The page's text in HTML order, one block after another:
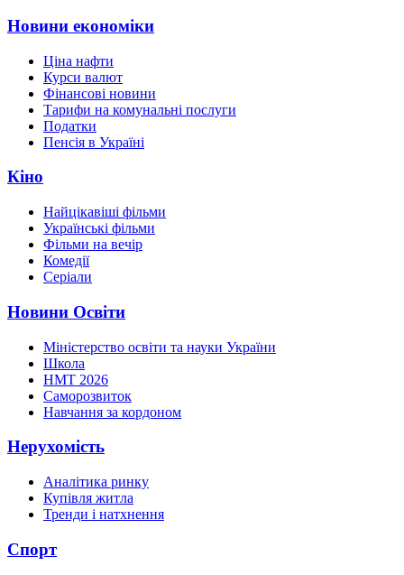
Новини економіки
Ціна нафти
Курси валют
Фінансові новини
Тарифи на комунальні послуги
Податки
Пенсія в Україні
Кіно
Найцікавіші фільми
Українські фільми
Фільми на вечір
Комедії
Серіали
Новини Освіти
Міністерство освіти та науки України
Школа
НМТ 2026
Саморозвиток
Навчання за кордоном
Нерухомість
Аналітика ринку
Купівля житла
Тренди і натхнення
Спорт